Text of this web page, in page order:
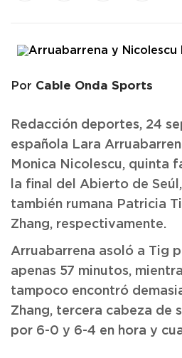
Por Cable Onda Sports
Redacción deportes, 24
española Lara
Monica Nicolescu, quinta
la final del Abierto de
también rumana Patricia
Zhang, respectivamente.
Arruabarrena asoló a Tig
apenas 57 minutos,
tampoco encontró
Zhang, tercera cabeza de
por 6-0 y 6-4 en hora y